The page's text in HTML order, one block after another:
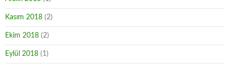
Kasım 2018 (2)
Ekim 2018 (2)
Eylül 2018 (1)